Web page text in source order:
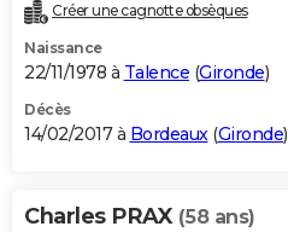
Créer une cagnotte obsèques
Naissance
22/11/1978 à Talence (Gironde)
Décès
14/02/2017 à Bordeaux(Gironde)
Charles PRAX (58 ans)